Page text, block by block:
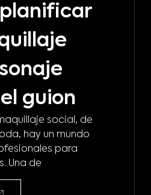
guion
social, de
hay un mundo
para
Una de